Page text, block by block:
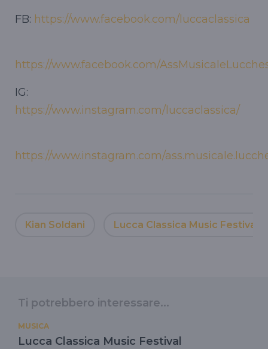
FB: https://www.facebook.com/luccaclassica
https://www.facebook.com/
IG:
https://www.instagram.com/luccaclassica/
https://www.instagram.com/
Kian Soldani Lucca Classica Music Festival
Ti potrebbero interessare...
MUSICA
Lucca Classica Music Festival